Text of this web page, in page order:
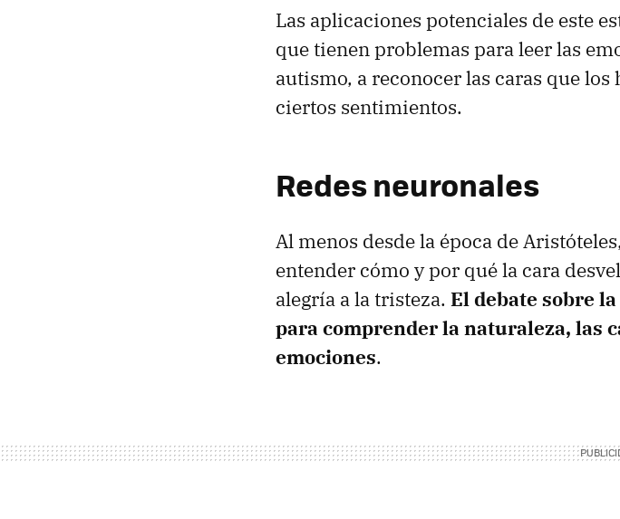
Las aplicaciones potenciales de este
que tienen problemas para leer las
autismo, a reconocer las caras que
ciertos sentimientos.
Redes neuronales
Al menos desde la época de
entender cómo y por qué la cara
alegría a la tristeza. El debate sobre
para comprender la naturaleza, las
emociones.